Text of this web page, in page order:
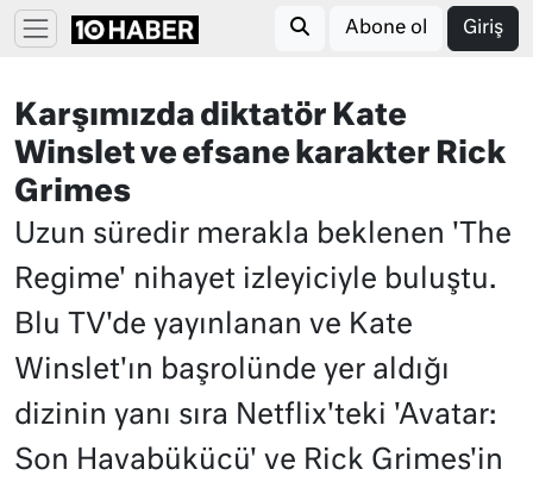
Abone ol Giriş
Karşımızda diktatör Kate
Winslet ve efsane karakter Rick
Grimes
Uzun süredir merakla beklenen 'The
Regime' nihayet izleyiciyle buluştu.
Blu TV'de yayınlanan ve Kate
Winslet'ın başrolünde yer aldığı
dizinin yanı sıra Netflix'teki 'Avatar:
Son Havabükücü' ve Rick Grimes'in